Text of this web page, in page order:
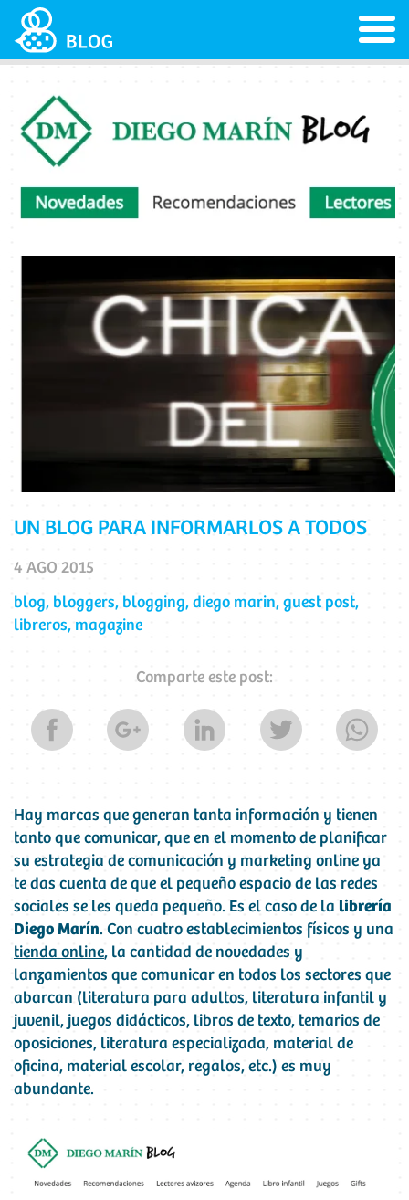
UN BLOG PARA INFORMARLOS A TODOS
4 AGO 2015
blog, bloggers, blogging, diego marin, guest post,
libreros, magazine
Comparte este post:
Hay marcas que generan tanta información y tienen
tanto que comunicar, que en el momento de planificar
su estrategia de comunicación y marketing online ya
te das cuenta de que el pequeño espacio de las redes
sociales se les queda pequeño. Es el caso de la librería
Diego Marín. Con cuatro establecimientos físicos y una
tienda online, la cantidad de novedades y
lanzamientos que comunicar en todos los sectores que
abarcan (literatura para adultos, literatura infantil y
juvenil, juegos didácticos, libros de texto, temarios de
oposiciones, literatura especializada, material de
oficina, material escolar, regalos, etc.) es muy
abundante.